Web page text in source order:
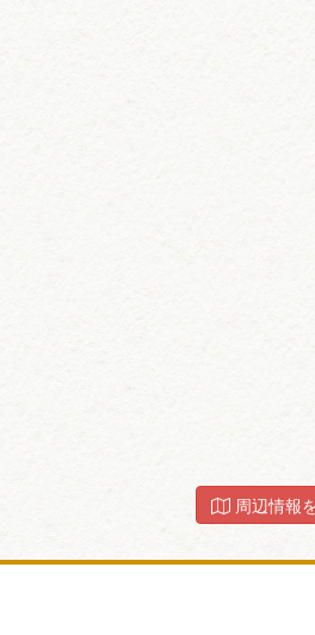
周辺情報